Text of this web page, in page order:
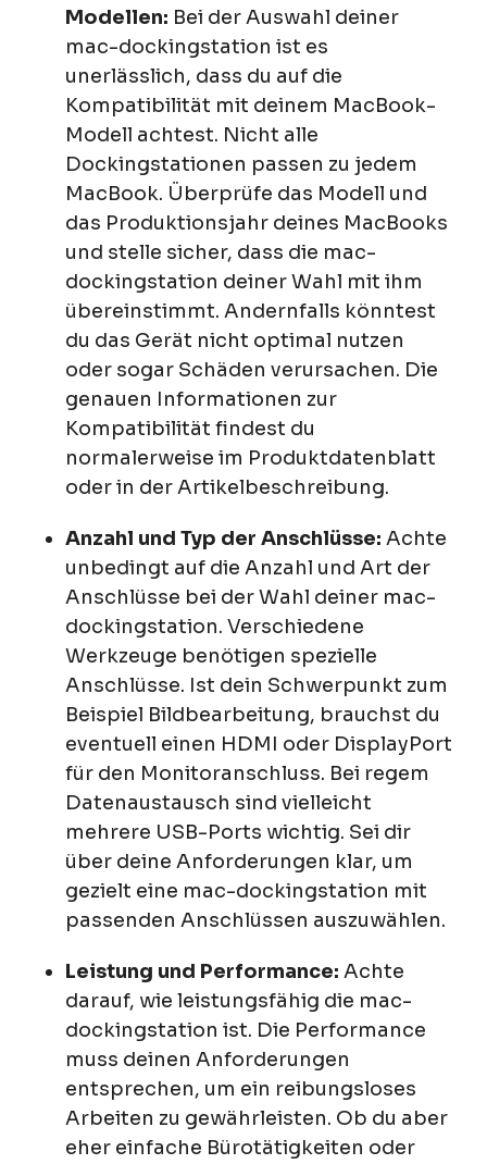
Modellen: Bei der Auswahl deiner
mac-dockingstation ist es
unerlässlich, dass du auf die
Kompatibilität mit deinem MacBook-
Modell achtest. Nicht alle
Dockingstationen passen zu jedem
MacBook. Überprüfe das Modell und
das Produktionsjahr deines MacBooks
und stelle sicher, dass die mac-
dockingstation deiner Wahl mit ihm
übereinstimmt. Andernfalls könntest
du das Gerät nicht optimal nutzen
oder sogar Schäden verursachen. Die
genauen Informationen zur
Kompatibilität findest du
normalerweise im Produktdatenblatt
oder in der Artikelbeschreibung.
Anzahl und Typ der Anschlüsse: Achte
unbedingt auf die Anzahl und Art der
Anschlüsse bei der Wahl deiner mac-
dockingstation. Verschiedene
Werkzeuge benötigen spezielle
Anschlüsse. Ist dein Schwerpunkt zum
Beispiel Bildbearbeitung, brauchst du
eventuell einen HDMI oder DisplayPort
für den Monitoranschluss. Bei regem
Datenaustausch sind vielleicht
mehrere USB-Ports wichtig. Sei dir
über deine Anforderungen klar, um
gezielt eine mac-dockingstation mit
passenden Anschlüssen auszuwählen.
Leistung und Performance: Achte
darauf, wie leistungsfähig die mac-
dockingstation ist. Die Performance
muss deinen Anforderungen
entsprechen, um ein reibungsloses
Arbeiten zu gewährleisten. Ob du aber
eher einfache Bürotätigkeiten oder